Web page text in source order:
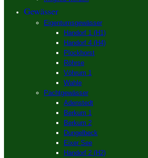
Gewässer
Eigentumsgewässer
Handorf 1 (H1)
Handorf 4 (H4)
Plockhorst
Röhrse
Vöhrum 1
Wahle
Pachtgewässer
Adenstedt
Berkum 1
Berkum 2
Dungelbeck
Eixer See
Handorf 2 (H2)